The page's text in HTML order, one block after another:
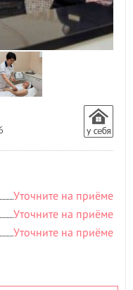
Уточните на приёме
Уточните на приёме
Уточните на приёме